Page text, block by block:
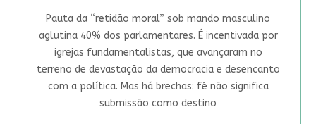
Pauta da “retidão moral” sob mando masculino
aglutina 40% dos parlamentares. É incentivada por
igrejas fundamentalistas, que avançaram no
terreno de devastação da democracia e desencanto
com a política. Mas há brechas: fé não significa
submissão como destino